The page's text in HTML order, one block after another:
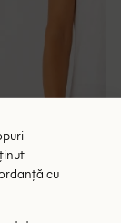
cu